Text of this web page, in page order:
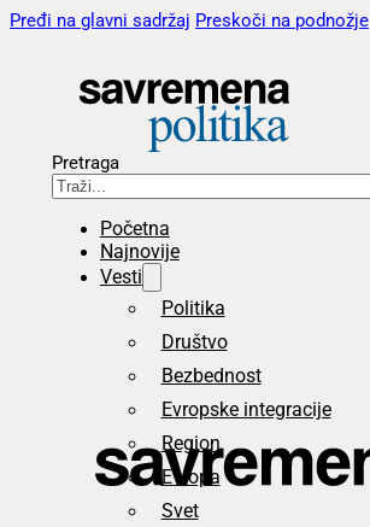
Pređi na glavni sadržaj Preskoči na podnožje
Pretraga
Početna
Najnovije
Vesti
Politika
Društvo
Bezbednost
Evropske integracije
Region
Evropa
Svet